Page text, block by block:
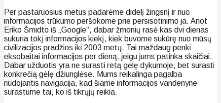
Per pastaruosius metus padarėme didelį žingsnį ir nuo
informacijos trūkumo peršokome prie persisotinimo ja. Anot
Eriko Šmidto iš „Google“, dabar žmonių rasė kas dvi dienas
sukuria tokį informacijos kiekį, kiek buvome sukūrę nuo mūsų
civilizacijos pradžios iki 2003 metų. Tai maždaug penki
eksobaitai informacijos per dieną, jeigu jums patinka skaičiai.
Dabar užduotis yra ne surasti retą gėlę dykumoje, bet surasti
konkrečią gėlę džiunglėse. Mums reikalinga pagalba
nudojantis navigacija, kad šiame informacijos vandenyne
surastume tai, ko iš tikrųjų reikia.